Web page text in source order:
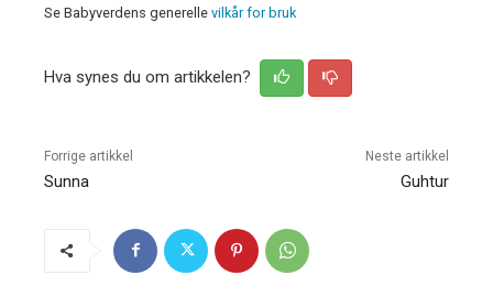
Se Babyverdens generelle vilkår for bruk
Hva synes du om artikkelen?
Forrige artikkel
Sunna
Neste artikkel
Guhtur